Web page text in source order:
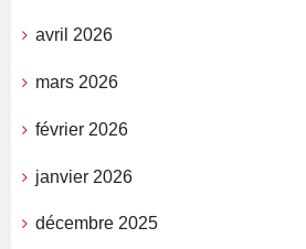
avril 2026
mars 2026
février 2026
janvier 2026
décembre 2025